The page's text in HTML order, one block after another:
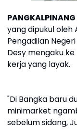
yang dipukul oleh
Pengadilan
Desy mengaku
kerja yang layak.
"Di Bangka baru
minimarket
sebelum sidang,